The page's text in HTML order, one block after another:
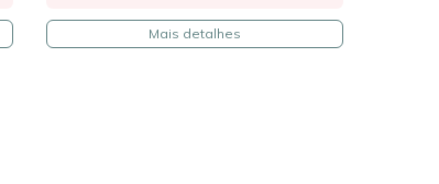
Mais detalhes